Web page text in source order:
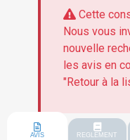
constitué de deux
intérieures et
souples et divers
Cette
Nous vous
nouvelle
les avis en
"Retour à la
AVIS REGLEMENT